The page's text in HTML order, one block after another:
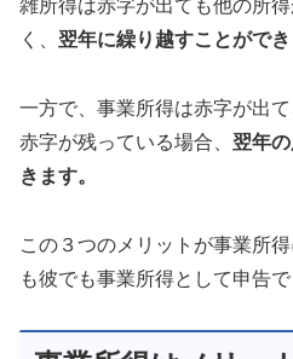
雑所得は赤字が出ても他の所
く、 翌年に繰り越すことができ
一方で、事業所得は赤字が出
赤字が残っている場合、 翌年
きます。
この３つのメリットが事業所
も彼でも事業所得として申告